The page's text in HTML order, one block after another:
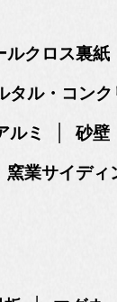
ルクロス裏紙
タル・コンク
ルミ | 砂壁
窯業サイディ